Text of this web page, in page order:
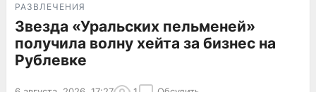
РАЗВЛЕЧЕНИЯ
Звезда «Уральских пельменей»
получила волну хейта за бизнес на
Рублевке